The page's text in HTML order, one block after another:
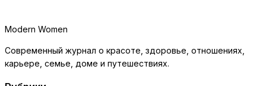
Modern Women
Современный журнал о красоте, здоровье, отношениях,
карьере, семье, доме и путешествиях.